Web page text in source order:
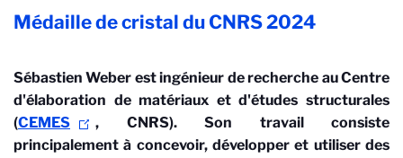
Médaille de cristal du CNRS2024
Sébastien Weber est ingénieur de recherche au Centre
d'élaboration de matériaux et d'études structurales
(CEMES
, CNRS). Son travail consiste
principalement à concevoir, développer et utiliser des